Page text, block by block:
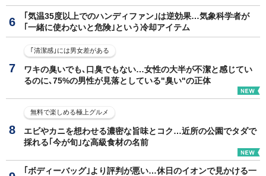
｢気温35度以上でのハンディファン｣は逆効果…気象科学者が
｢一緒に使わないと危険｣という冷却アイテム
｢清潔感｣には男女差がある
ワキの臭いでも､口臭でもない…女性の大半が不潔と感じてい
るのに､75%の男性が見落としている"臭い"の正体
無料で楽しめる極上グルメ
エビやカニを想わせる濃密な旨味とコク…近所の公園でタダで
採れる｢今が旬｣な高級食材の名前
｢ボディーバッグ｣より評判が悪い…休日のイオンで見かける一